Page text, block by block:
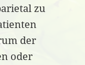
zu
der
oder